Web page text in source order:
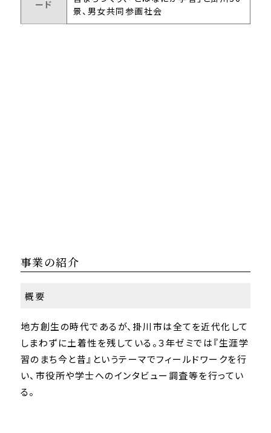
ード
景、男女共同参画社会
事業の紹介
概要
地方創生の時代であるが、掛川市は全てを近代化して
しまわずに土着性を残している。３年ゼミでは『生涯学
習のまち今と昔』というテーマでフィールドワークを行
い、市役所や学士へのインタビュー調査等を行ってい
る。